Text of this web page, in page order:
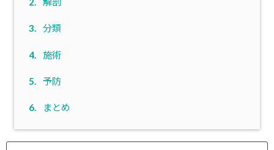
3. 分類
4. 施術
5. 予防
6. まとめ